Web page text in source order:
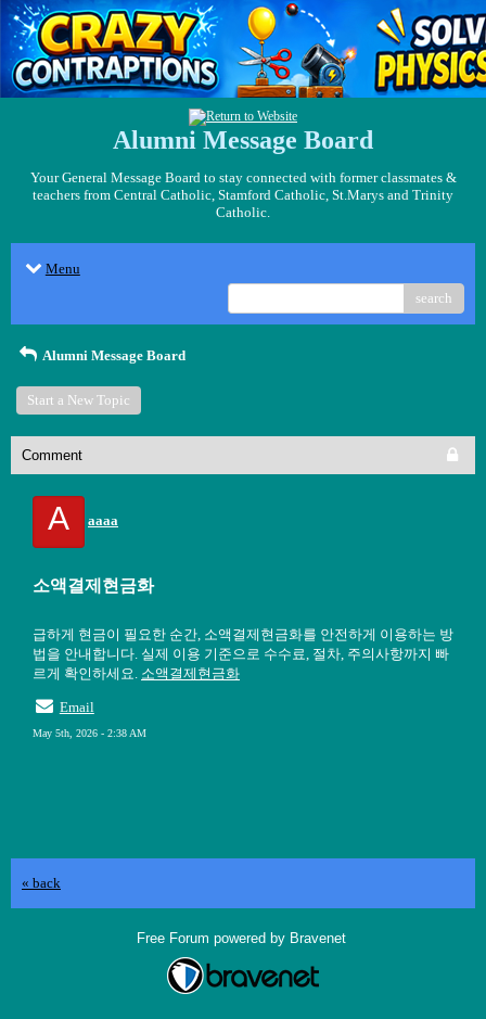
Alumni Message Board
Your General Message Board to stay connected with former classmates &
teachers from Central Catholic, Stamford Catholic, St.Marys and Trinity
Catholic.
Menu
search
Alumni Message Board
Start a New Topic
Comment
A aaaa
소액결제현금화
급하게 현금이 필요한 순간, 소액결제현금화를 안전하게 이용하는 방
법을 안내합니다. 실제 이용 기준으로 수수료, 절차, 주의사항까지 빠
르게 확인하세요. 소액결제현금화
Email
May 5th, 2026 - 2:38 AM
« back
Free Forum powered by Bravenet